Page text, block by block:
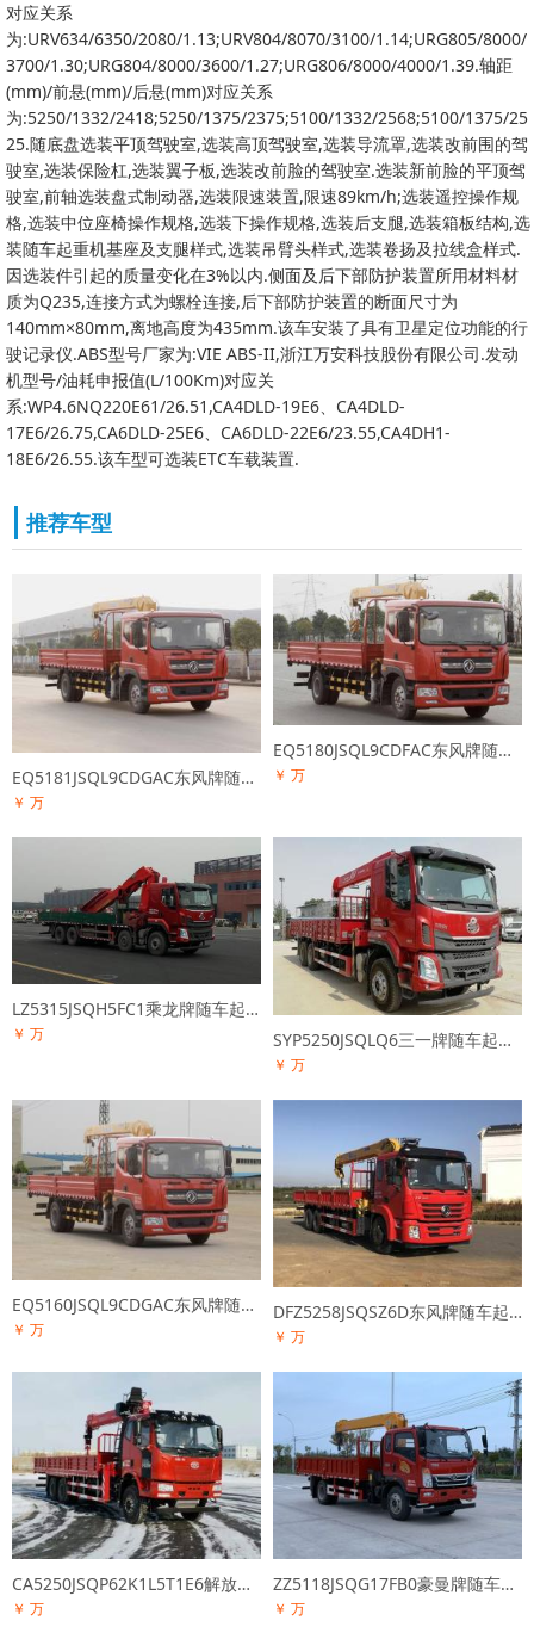
对应关系
为:URV634/6350/2080/1.13;URV804/8070/3100/1.14;URG805/8000/
3700/1.30;URG804/8000/3600/1.27;URG806/8000/4000/1.39.轴距
(mm)/前悬(mm)/后悬(mm)对应关系
为:5250/1332/2418;5250/1375/2375;5100/1332/2568;5100/1375/25
25.随底盘选装平顶驾驶室,选装高顶驾驶室,选装导流罩,选装改前围的驾
驶室,选装保险杠,选装翼子板,选装改前脸的驾驶室.选装新前脸的平顶驾
驶室,前轴选装盘式制动器,选装限速装置,限速89km/h;选装遥控操作规
格,选装中位座椅操作规格,选装下操作规格,选装后支腿,选装箱板结构,选
装随车起重机基座及支腿样式,选装吊臂头样式,选装卷扬及拉线盒样式.
因选装件引起的质量变化在3%以内.侧面及后下部防护装置所用材料材
质为Q235,连接方式为螺栓连接,后下部防护装置的断面尺寸为
140mm×80mm,离地高度为435mm.该车安装了具有卫星定位功能的行
驶记录仪.ABS型号厂家为:VIE ABS-II,浙江万安科技股份有限公司.发动
机型号/油耗申报值(L/100Km)对应关
系:WP4.6NQ220E61/26.51,CA4DLD-19E6、CA4DLD-
17E6/26.75,CA6DLD-25E6、CA6DLD-22E6/23.55,CA4DH1-
18E6/26.55.该车型可选装ETC车载装置.
推荐车型
EQ5181JSQL9CDGAC东风牌随车起重运输车
￥ 万
EQ5180JSQL9CDFAC东风牌随车起重运输车
￥ 万
LZ5315JSQH5FC1乘龙牌随车起重运输车
￥ 万 SYP5250JSQLQ6三一牌随车起重运输车
￥ 万
EQ5160JSQL9CDGAC东风牌随车起重运输车
￥ 万
DFZ5258JSQSZ6D东风牌随车起重运输车
￥ 万
CA5250JSQP62K1L5T1E6解放牌随车起重运输车
￥ 万
ZZ5118JSQG17FB0豪曼牌随车起重运输车
￥ 万